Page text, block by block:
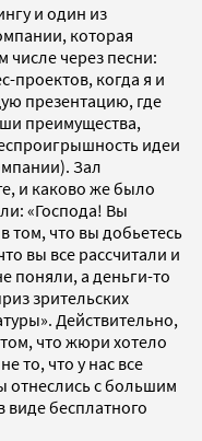
и один из
которая
числе через песни:
проектов, когда я и
презентацию, где
преимущества,
идеи
Зал
и каково же было
«Господа! Вы
том, что вы добьетесь
вы все рассчитали и
поняли, а деньги-то
зрительских
Действительно,
что жюри хотело
то, что у нас все
отнеслись с большим
бесплатного